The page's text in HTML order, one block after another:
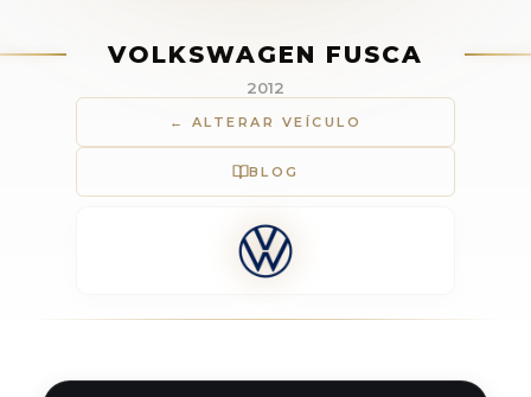
VOLKSWAGEN FUSCA
2012
← ALTERAR VEÍCULO
BLOG